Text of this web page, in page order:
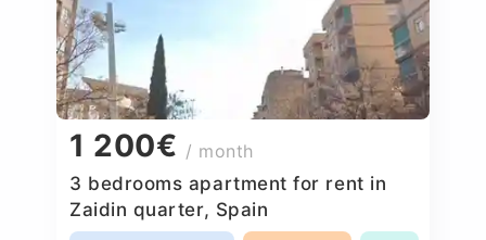
1 200€ / month
3 bedrooms apartment for rent in
Zaidin quarter, Spain